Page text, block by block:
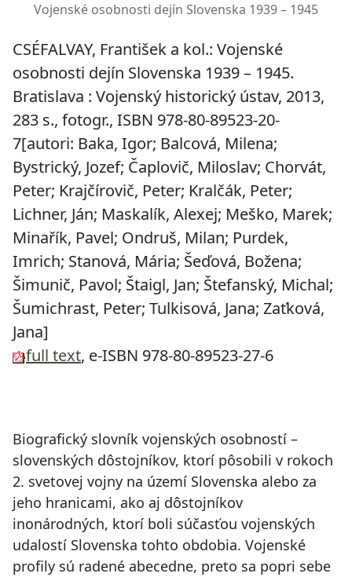
Vojenské osobnosti dejín Slovenska 1939 – 1945
CSÉFALVAY, František a kol.: Vojenské
osobnosti dejín Slovenska 1939 – 1945.
Bratislava : Vojenský historický ústav, 2013,
283 s., fotogr., ISBN 978-80-89523-20-
7[autori: Baka, Igor; Balcová, Milena;
Bystrický, Jozef; Čaplovič, Miloslav; Chorvát,
Peter; Krajčírovič, Peter; Kralčák, Peter;
Lichner, Ján; Maskalík, Alexej; Meško, Marek;
Minařík, Pavel; Ondruš, Milan; Purdek,
Imrich; Stanová, Mária; Šeďová, Božena;
Šimunič, Pavol; Štaigl, Jan; Štefanský, Michal;
Šumichrast, Peter; Tulkisová, Jana; Zaťková,
Jana]
full text, e-ISBN 978-80-89523-27-6
Biografický slovník vojenských osobností –
slovenských dôstojníkov, ktorí pôsobili v rokoch
2. svetovej vojny na území Slovenska alebo za
jeho hranicami, ako aj dôstojníkov
inonárodných, ktorí boli súčasťou vojenských
udalostí Slovenska tohto obdobia. Vojenské
profily sú radené abecedne, preto sa popri sebe